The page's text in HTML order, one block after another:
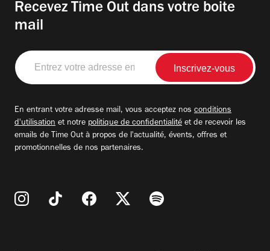
Recevez Time Out dans votre boite
mail
Entrez
votre
adresse
En entrant votre adresse mail, vous acceptez nos conditions
d'utilisation et notre politique de confidentialité et de recevoir les
emails de Time Out à propos de l'actualité, évents, offres et
promotionnelles de nos partenaires.